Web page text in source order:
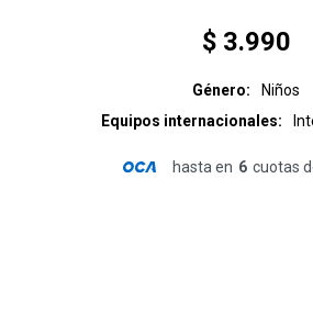
$ 3.990
Género
Niños
Equipos internacionales
hasta en 6 cuotas